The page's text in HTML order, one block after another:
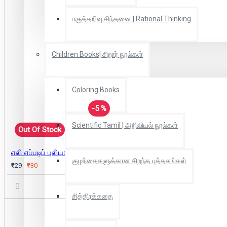
பகுத்தறிவு சிந்தனை | Rational Thinking
Children Books| சிறார் நூல்கள்
Coloring Books
Scientific Tamil | அறிவியல் நூல்கள்
குழந்தைகளுக்கான சிறந்த புத்தகங்கள்
சித்திரக்கதை
-5 %
Out Of Stock
எலி எப்படிப் புலியாச்சு
₹29 ₹30